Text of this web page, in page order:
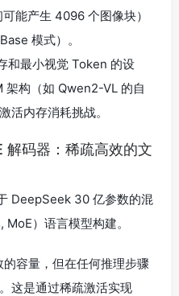
能产生 4096 个图像块）
模式）。
和最小视觉 Token 的设
架构（如 Qwen2-VL 的自
活内存消耗挑战。
码器：稀疏高效的文
DeepSeek 30 亿参数的混
）语言模型构建。
容量，但在任何推理步骤
这是通过稀疏激活实现